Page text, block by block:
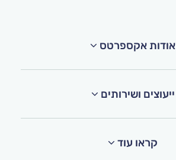
אודות אקספרטס
ייעוצים ושירותים
קראו עוד